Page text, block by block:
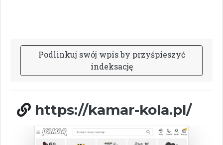
Podlinkuj swój wpisby przyśpieszyć
indeksację
https://kamar-kola.pl/